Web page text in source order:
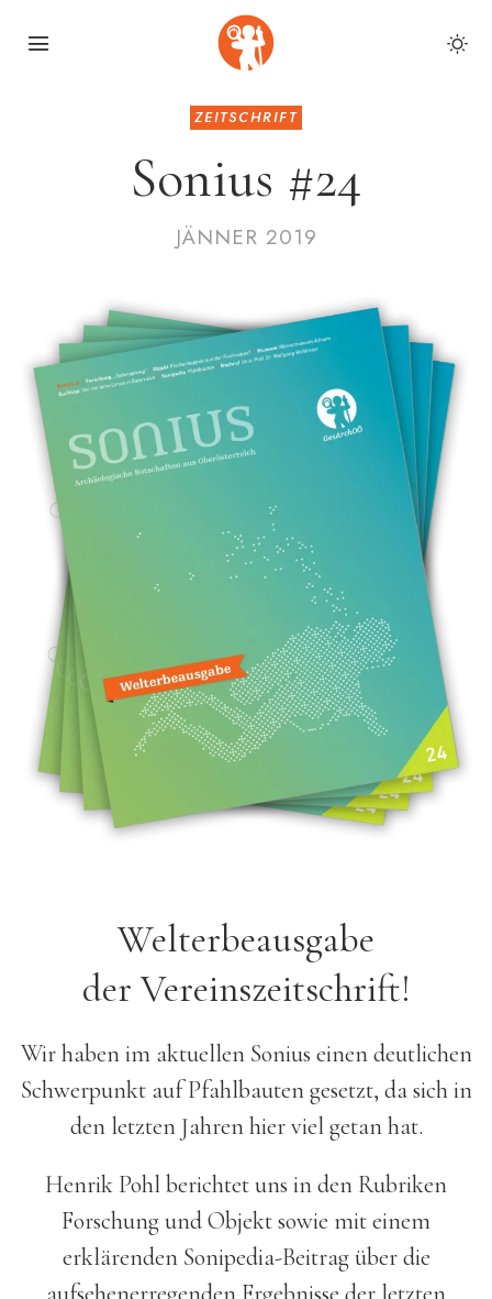
ZEITSCHRIFT
Sonius #24
JÄNNER 2019
Welterbeausgabe
der Vereinszeitschrift!
Wir haben im aktuellen Sonius einen deutlichen
Schwerpunkt auf Pfahlbauten gesetzt, da sich in
den letzten Jahren hier viel getan hat.
Henrik Pohl berichtet uns in den Rubriken
Forschung und Objekt sowie mit einem
erklärenden Sonipedia-Beitrag über die